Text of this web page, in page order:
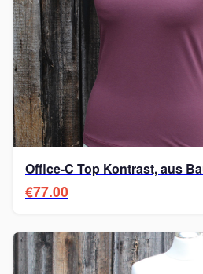
Office-C Top Kontrast, aus
€77.00